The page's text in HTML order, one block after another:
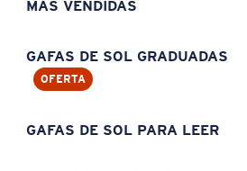
MÁS VENDIDAS
GAFAS DE SOL GRADUADAS
OFERTA
GAFAS DE SOL PARA LEER